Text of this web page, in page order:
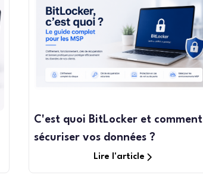
C'est quoi BitLocker et comment
sécuriser vos données ?
Lire l'article